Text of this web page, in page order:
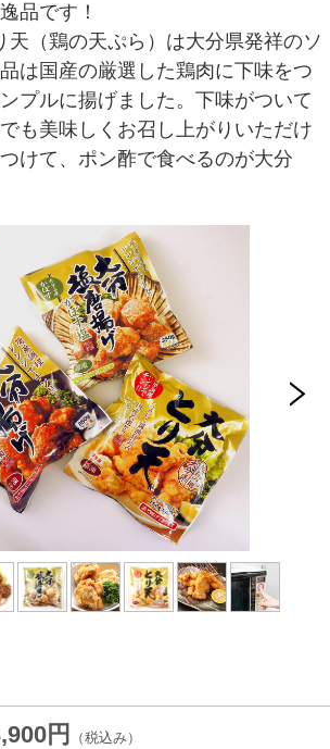
品です！
天（鶏の天ぷら）は大分県発祥のソ
は国産の厳選した鶏肉に下味をつ
プルに揚げました。下味がついて
も美味しくお召し上がりいただけ
けて、ポン酢で食べるのが大分
円 （税込み）